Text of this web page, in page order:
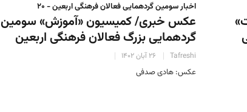
اخبار سومین گردهمایی فعالان فرهنگی اربعین - ۲۰
عکس خبری/ کمیسیون «آموزش» سومین
گردهمایی بزرگ فعالان فرهنگی اربعین
Tafreshi ۲۶ آبان ۱۴۰۲
عکس: هادی صدفی